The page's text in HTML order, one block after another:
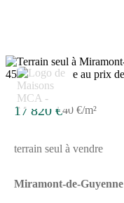
17 820 €40 €/m²
terrain seul à vendre
Miramont-de-Guyenne